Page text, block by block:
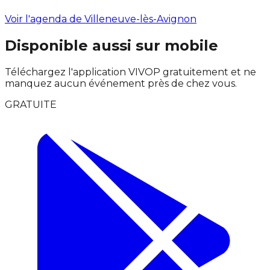
Voir l'agenda de Villeneuve-lès-Avignon
Disponible aussi sur mobile
Téléchargez l'application VIVOP gratuitement et ne
manquez aucun événement près de chez vous.
GRATUITE